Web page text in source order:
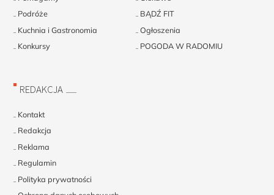
Podróże
BĄDŹ FIT
Kuchnia i Gastronomia
Ogłoszenia
Konkursy
POGODA W RADOMIU
REDAKCJA
Kontakt
Redakcja
Reklama
Regulamin
Polityka prywatności